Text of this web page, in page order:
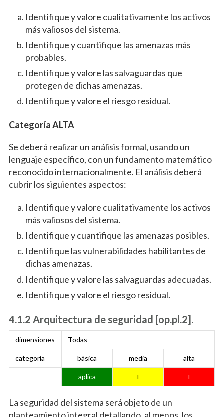
Identifique y valore cualitativamente los activos
más valiosos del sistema.
Identifique y cuantifique las amenazas más
probables.
Identifique y valore las salvaguardas que
protegen de dichas amenazas.
Identifique y valore el riesgo residual.
Categoría ALTA
Se deberá realizar un análisis formal, usando un
lenguaje específico, con un fundamento matemático
reconocido internacionalmente. El análisis deberá
cubrir los siguientes aspectos:
Identifique y valore cualitativamente los activos
más valiosos del sistema.
Identifique y cuantifique las amenazas posibles.
Identifique las vulnerabilidades habilitantes de
dichas amenazas.
Identifique y valore las salvaguardas adecuadas.
Identifique y valore el riesgo residual.
4.1.2 Arquitectura de seguridad [op.pl.2].
dimensiones Todas
categoría básica media alta
aplica + +
La seguridad del sistema será objeto de un